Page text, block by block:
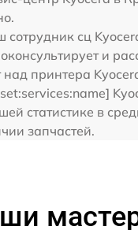
сотрудник сц
и
над принтера
статистике в
запчастей.